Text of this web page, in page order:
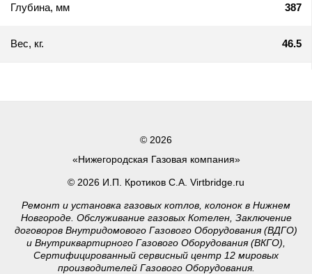
Глубина, мм 387
Вес, кг. 46.5
© 2026
«Нижегородская Газовая компания»
© 2026 И.П. Кротиков С.А. Virtbridge.ru
Ремонт и установка газовых котлов, колонок в Нижнем
Новгороде. Обслуживание газовых Котелен, Заключение
договоров Внутридомового Газового Оборудования (ВДГО)
и Внутриквартирного Газового Оборудования (ВКГО),
Сертифицированный сервисный центр 12 мировых
производителей Газового Оборудования.